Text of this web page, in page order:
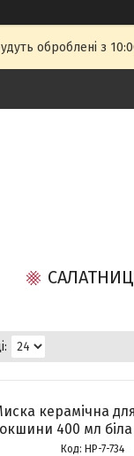
оброблені з
керамічна
400 мл біла
HP-7-734